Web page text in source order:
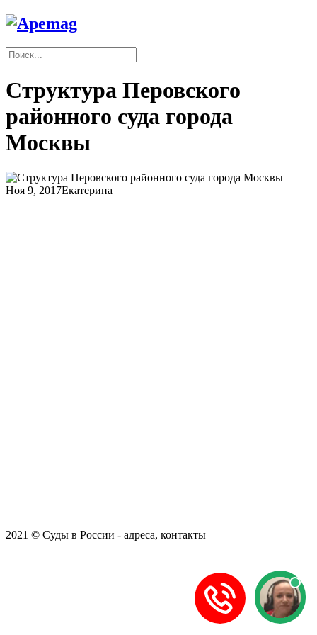
Структура Перовского
районного суда города
Москвы
Ноя 9, 2017Екатерина
2021 © Суды в России - адреса, контакты